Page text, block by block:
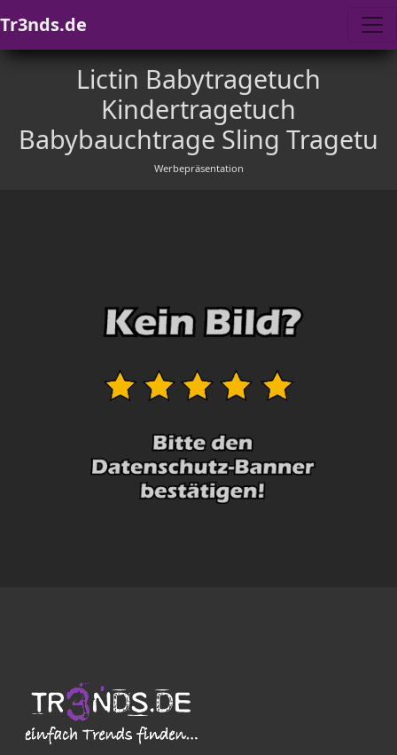
Tr3nds.de
Lictin Babytragetuch
Kindertragetuch
Babybauchtrage Sling Tragetu
Werbepräsentation